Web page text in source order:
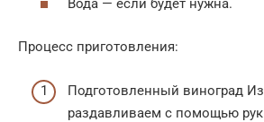
Вода — если будет нужна.
Процесс приготовления:
Подготовленный виноград
раздавливаем с помощью